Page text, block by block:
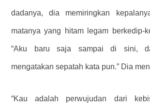
dadanya, dia memiringkan
matanya yang hitam legam berkedip-
“Aku baru saja sampai di sini,
mengatakan sepatah kata pun.” Dia
“Kau adalah perwujudan dari